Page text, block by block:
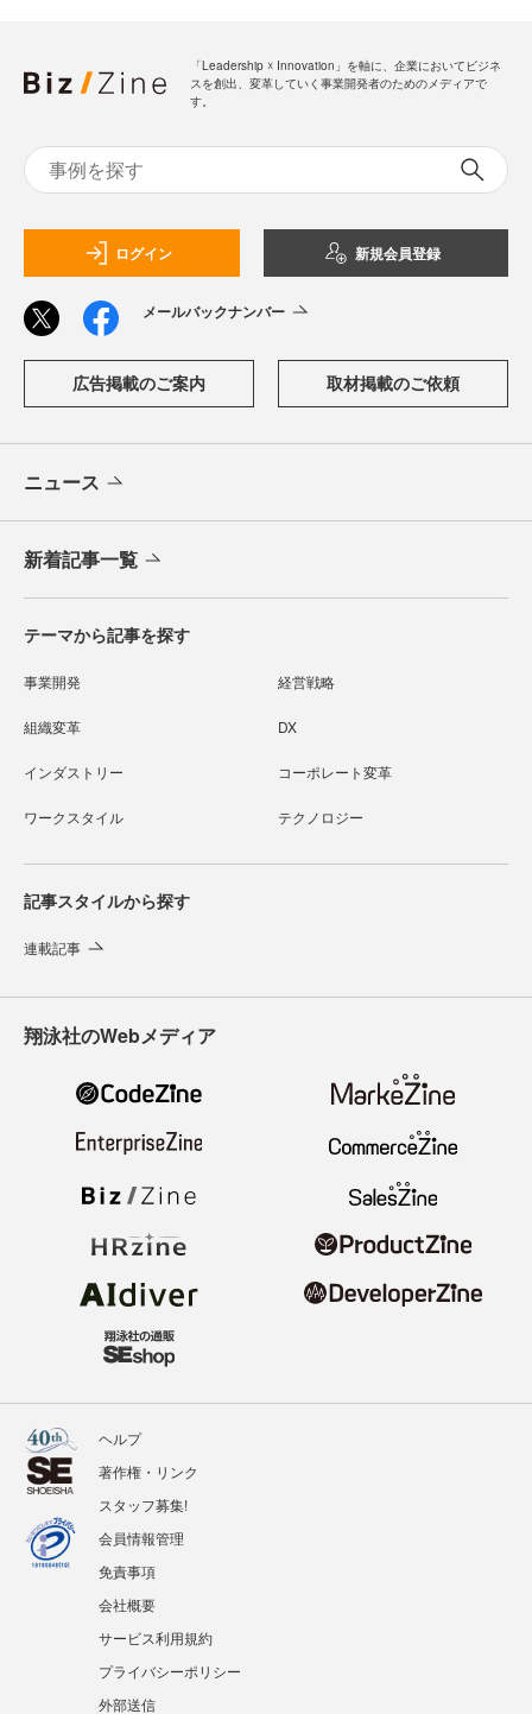
「Leadership ☓ Innovation」を軸に、企業においてビジネ
スを創出、変革していく事業開発者のためのメディアで
す。
ログイン 新規会員登録
メールバックナンバー
広告掲載のご案内 取材掲載のご依頼
ニュース
新着記事一覧
テーマから記事を探す
事業開発 経営戦略
組織変革 DX
インダストリー コーポレート変革
ワークスタイル テクノロジー
記事スタイルから探す
連載記事
翔泳社のWebメディア
ヘルプ
著作権・リンク
スタッフ募集!
会員情報管理
免責事項
会社概要
サービス利用規約
プライバシーポリシー
外部送信